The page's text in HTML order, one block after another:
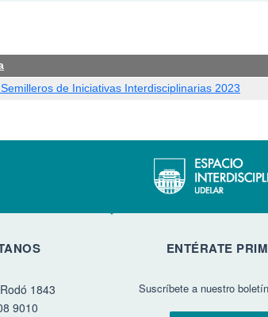
de Iniciativas Interdisciplinarias 2023
1843
9010
ENTÉRATE
Suscríbete a nuestro